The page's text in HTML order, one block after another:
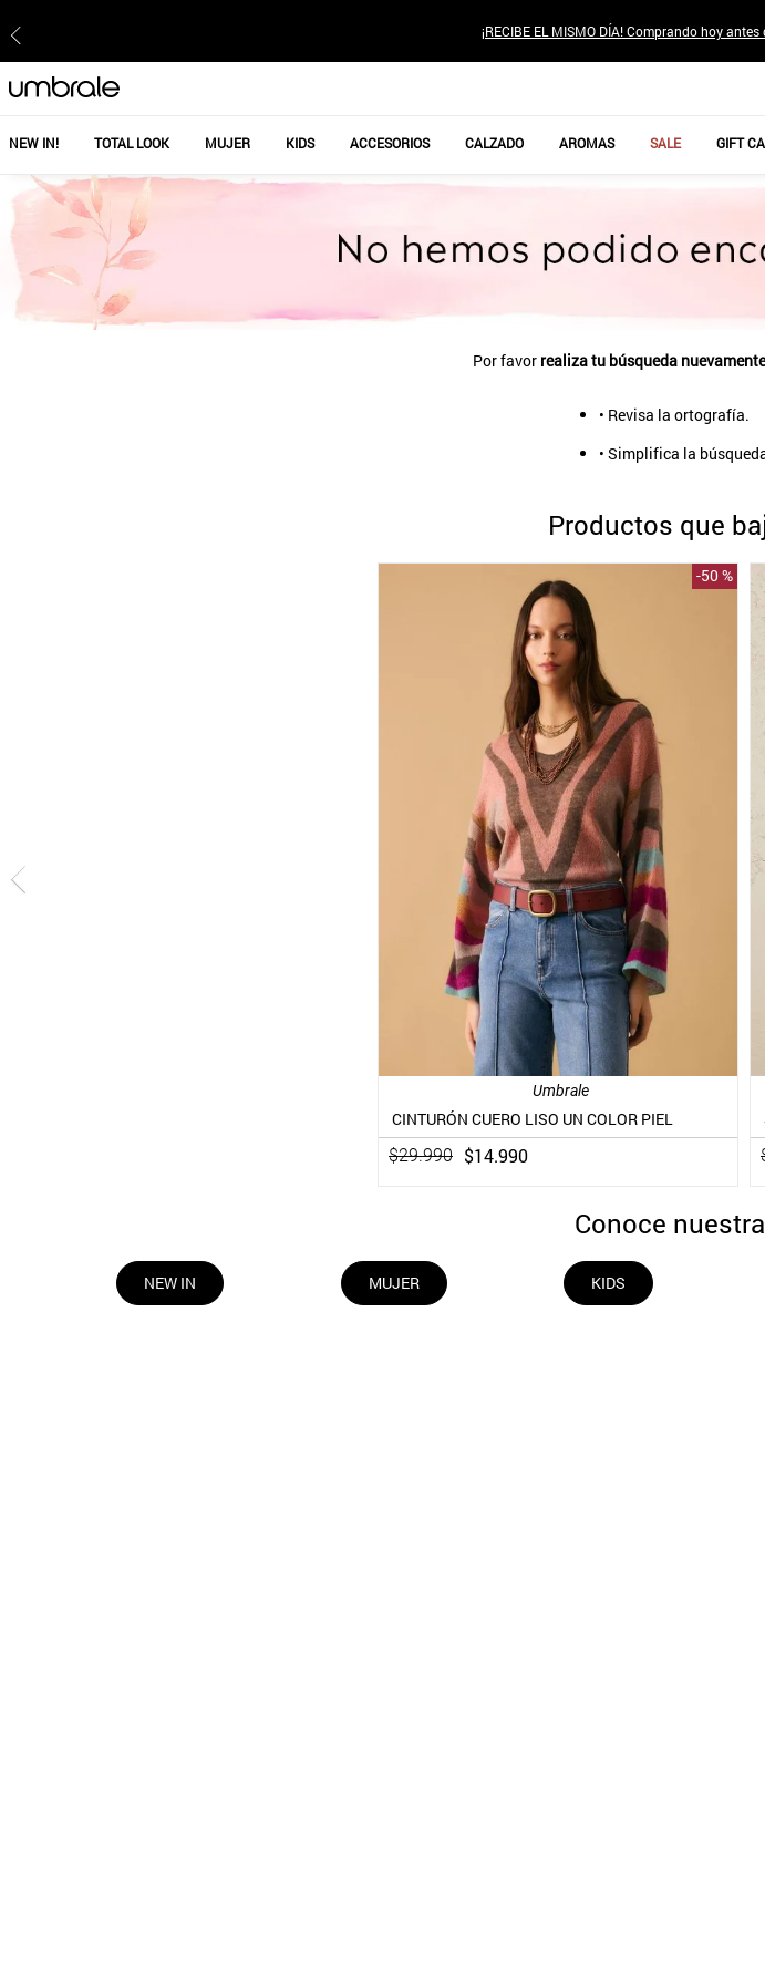
¡RECIBE EL MISMO DÍA! Comprando hoy
NEW IN! TOTAL LOOK MUJER KIDS ACCESORIOS CALZADO AROMAS SALE GIFT
Por favor realiza tu búsqueda nuevamente
• Revisa la ortografía.
• Simplifica la
Productos que
-50 %
Umbrale
CINTURÓN CUERO LISO UN COLOR PIEL
$29.990 $14.990
Conoce
NEW IN MUJER KIDS
.
sweter
6 .
botin
aros